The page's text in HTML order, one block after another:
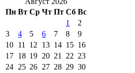
Пн Вт Ср Чт Пт Сб Вс
1
2
3
4 5 6 7 8
9
10 11 12 13 14 15 16
17 18 19 20 21 22 23
24 25 26 27 28 29 30